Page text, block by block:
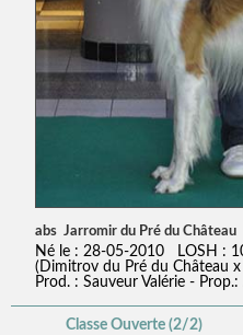
abs Jarromir du Pré du Château
Né le : 28-05-2010 LOSH :
(Dimitrov du Pré du Château
Prod. : Sauveur Valérie -
Classe Ouverte (2/2)